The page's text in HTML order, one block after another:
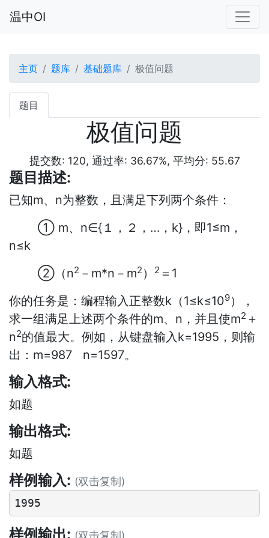
温中OI
主页 题库 基础题库 极值问题
题目
极值问题
提交数: 120, 通过率: 36.67%, 平均分: 55.67
题目描述:
已知m、 n为整数，且满足下列两个条件：
① m、 n∈{ １，２，…， k} ，即1≤m ，
n≤k
②（n2 － m*n － m2 ） 2 ＝ 1
你的任务是：编程输入正整数k （1≤k≤109），
求一组满足上述两个条件的m、 n ，并且使m2 ＋
n2的值最大。例如，从键盘输入k=1995 ，则输
出： m=987 n=1597。
输入格式:
如题
输出格式:
如题
样例输入: (双击复制)
样例输出: (双击复制)